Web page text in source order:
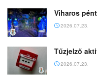
Viharos
2026.07.23.
Tűzjelző
2026.07.23.